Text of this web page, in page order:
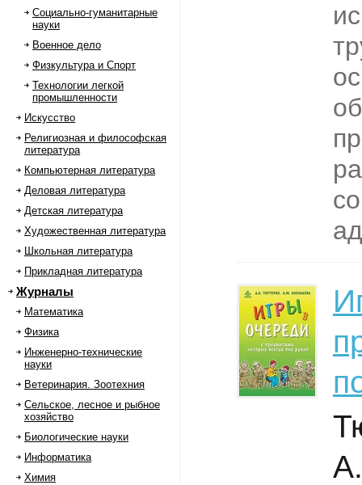
Социально-гуманитарные
науки
Военное дело
Физкультура и Спорт
Технологии легкой
промышленности
Искусство
Религиозная и философская
литература
Компьютерная литература
Деловая литература
Детская литература
Художественная литература
Школьная литература
Прикладная литература
Журналы
Математика
Физика
Инженерно-технические
науки
Ветеринария. Зоотехния
Сельское, лесное и рыбное
хозяйство
Биологические науки
Информатика
Химия